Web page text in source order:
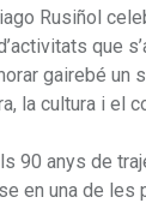
Rusiñol
que
gairebé un
la cultura i el
90 anys de
en una de les